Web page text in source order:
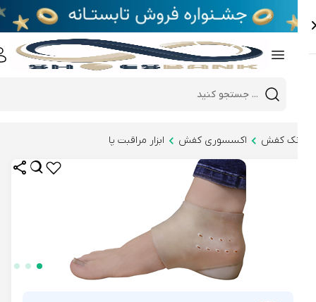
Mobile header search
e
کفش اکسسوری کفش ابزار مراقبت پا